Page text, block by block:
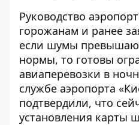
Руководство
горожанам и ранее
если шумы
нормы, то готовы
авиаперевозки в
службе аэропорта
подтвердили, что
установления карты